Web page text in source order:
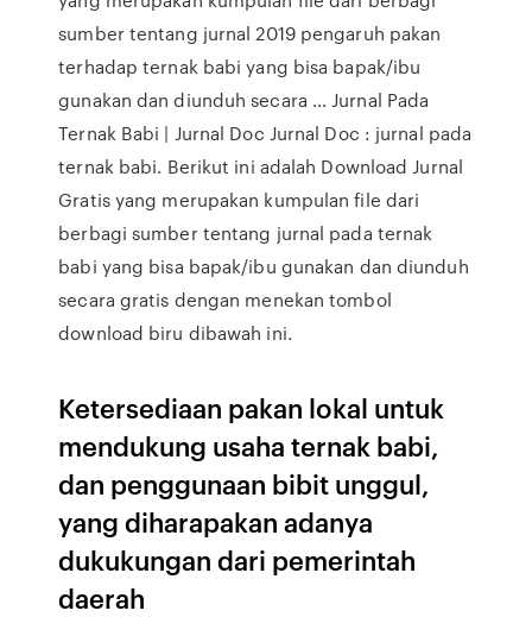
sumber tentang jurnal 2019 pengaruh pakan
terhadap ternak babi yang bisa bapak/ibu
gunakan dan diunduh secara … Jurnal Pada
Ternak Babi | Jurnal Doc Jurnal Doc : jurnal pada
ternak babi. Berikut ini adalah Download Jurnal
Gratis yang merupakan kumpulan file dari
berbagi sumber tentang jurnal pada ternak
babi yang bisa bapak/ibu gunakan dan diunduh
secara gratis dengan menekan tombol
download biru dibawah ini.
Ketersediaan pakan lokal untuk
mendukung usaha ternak babi,
dan penggunaan bibit unggul,
yang diharapakan adanya
dukukungan dari pemerintah
daerah